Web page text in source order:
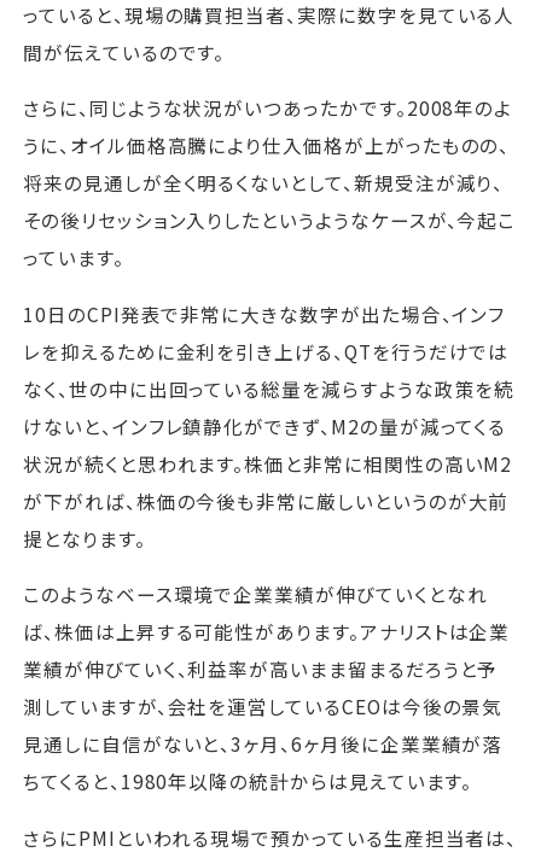
っていると、現場の購買担当者、実際に数字を見ている人
間が伝えているのです。
さらに、同じような状況がいつあったかです。2008年のよ
うに、オイル価格高騰により仕入価格が上がったものの、
将来の見通しが全く明るくないとして、新規受注が減り、
その後リセッション入りしたというようなケースが、今起こ
っています。
10日のCPI発表で非常に大きな数字が出た場合、インフ
レを抑えるために金利を引き上げる、QTを行うだけでは
なく、世の中に出回っている総量を減らすような政策を続
けないと、インフレ鎮静化ができず、M2の量が減ってくる
状況が続くと思われます。株価と非常に相関性の高いM2
が下がれば、株価の今後も非常に厳しいというのが大前
提となります。
このようなベース環境で企業業績が伸びていくとなれ
ば、株価は上昇する可能性があります。アナリストは企業
業績が伸びていく、利益率が高いまま留まるだろうと予
測していますが、会社を運営しているCEOは今後の景気
見通しに自信がないと、3ヶ月、6ヶ月後に企業業績が落
ちてくると、1980年以降の統計からは見えています。
さらにPMIといわれる現場で預かっている生産担当者は、